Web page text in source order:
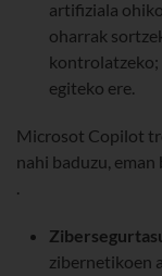
artifiziala
oharrak
kontrolatzeko;
egiteko ere.
Microsot Copilot
nahi baduzu,
.
zibernetikoen